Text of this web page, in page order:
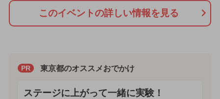
このイベントの詳しい情報を見る
PR 東京都のオススメおでかけ
ステージに上がって一緒に実験！